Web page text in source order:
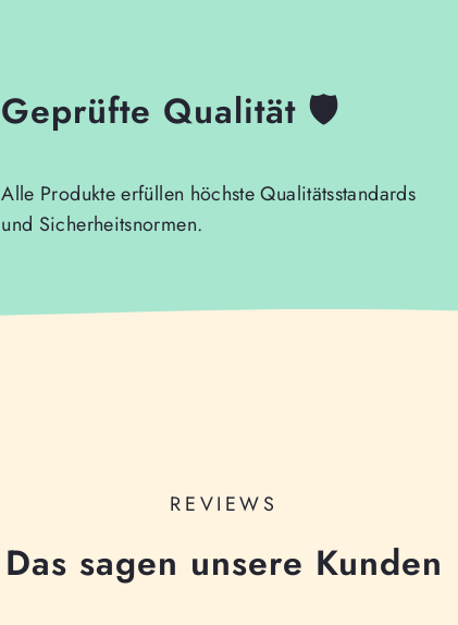
Geprüfte Qualität 🛡️
Alle Produkte erfüllen höchste Qualitätsstandards
und Sicherheitsnormen.
REVIEWS
Das sagen unsere Kunden